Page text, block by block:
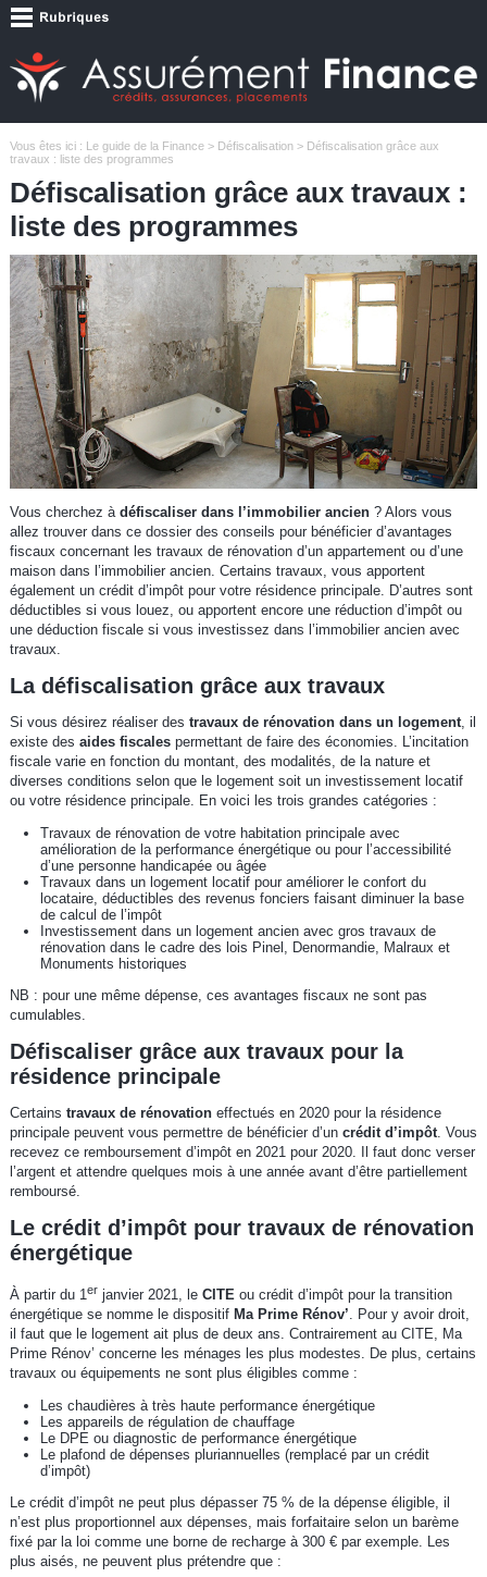
Vous êtes ici : Le guide de la Finance> Défiscalisation> Défiscalisation grâce aux
travaux : liste des programmes
Défiscalisation grâce aux travaux :
liste des programmes
Vous cherchez à défiscaliser dans l’immobilier ancien? Alors vous
allez trouver dans ce dossier des conseils pour bénéficier d’avantages
fiscaux concernant les travaux de rénovation d’un appartement ou d’une
maison dans l’immobilier ancien. Certains travaux, vous apportent
également un crédit d’impôt pour votre résidence principale. D’autres sont
déductibles si vous louez, ou apportent encore une réduction d’impôt ou
une déduction fiscale si vous investissez dans l’immobilier ancien avec
travaux.
La défiscalisation grâce aux travaux
Si vous désirez réaliser des travaux de rénovation dans un logement, il
existe des aides fiscalespermettant de faire des économies. L’incitation
fiscale varie en fonction du montant, des modalités, de la nature et
diverses conditions selon que le logement soit un investissement locatif
ou votre résidence principale. En voici les trois grandes catégories :
Travaux de rénovation de votre habitation principale avec
amélioration de la performance énergétique ou pour l’accessibilité
d’une personne handicapée ou âgée
Travaux dans un logement locatif pour améliorer le confort du
locataire, déductibles des revenus fonciers faisant diminuer la base
de calcul de l’impôt
Investissement dans un logement ancien avec gros travaux de
rénovation dans le cadre des lois Pinel, Denormandie, Malraux et
Monuments historiques
NB : pour une même dépense, ces avantages fiscaux ne sont pas
cumulables.
Défiscaliser grâce aux travaux pour la
résidence principale
Certains travaux de rénovationeffectués en 2020 pour la résidence
principale peuvent vous permettre de bénéficier d’un crédit d’impôt. Vous
recevez ce remboursement d’impôt en 2021 pour 2020. Il faut donc verser
l’argent et attendre quelques mois à une année avant d’être partiellement
remboursé.
Le crédit d’impôt pour travaux de rénovation
énergétique
À partir du 1er janvier 2021, le CITE ou crédit d’impôt pour la transition
énergétique se nomme le dispositif Ma Prime Rénov’. Pour y avoir droit,
il faut que le logement ait plus de deux ans. Contrairement au CITE, Ma
Prime Rénov’ concerne les ménages les plus modestes. De plus, certains
travaux ou équipements ne sont plus éligibles comme :
Les chaudières à très haute performance énergétique
Les appareils de régulation de chauffage
Le DPE ou diagnostic de performance énergétique
Le plafond de dépenses pluriannuelles (remplacé par un crédit
d’impôt)
Le crédit d’impôt ne peut plus dépasser 75 % de la dépense éligible, il
n’est plus proportionnel aux dépenses, mais forfaitaire selon un barème
fixé par la loi comme une borne de recharge à 300 € par exemple. Les
plus aisés, ne peuvent plus prétendre que :